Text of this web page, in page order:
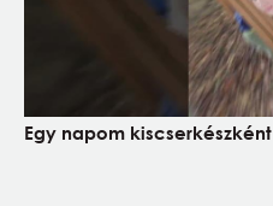
Egy napom kiscserkészként